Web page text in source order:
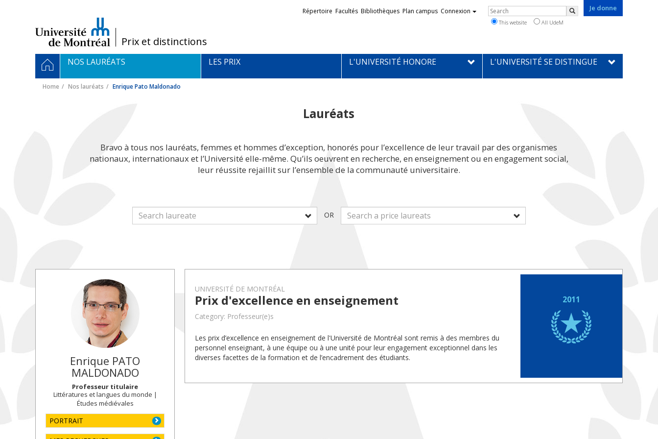
/Prix et distinctions
Je donne
Liens
externes
Répertoire Facultés Bibliothèques Plan campus Connexion Rechercher
Search
This website All UdeM
Navigation
principale
HOMENOS LAURÉATS LES PRIX L'UNIVERSITÉ HONORE L'UNIVERSITÉ SE DISTINGUE
Home Nos lauréats Enrique Pato Maldonado
Lauréats
Bravo à tous nos lauréats, femmes et hommes d’exception, honorés pour l’excellence de leur travail par des organismes
nationaux, internationaux et l’Université elle-même. Qu’ils oeuvrent en recherche, en enseignement ou en engagement social,
leur réussite rejaillit sur l’ensemble de la communauté universitaire.
OR
Enrique PATO
MALDONADO
Professeur titulaire
Littératures et langues du monde |
Études médiévales
PORTRAIT
UNIVERSITÉ DE MONTRÉAL
Prix d'excellence en enseignement
Category: Professeur(e)s
Les prix d’excellence en enseignement de l'Université de Montréal sont remis à des membres du
personnel enseignant, à une équipe ou à une unité pour leur engagement exceptionnel dans les
diverses facettes de la formation et de l’encadrement des étudiants.
2011